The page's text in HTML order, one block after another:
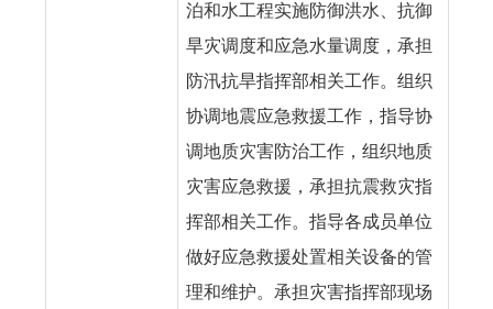
泊和水工程实施防御洪水、抗御
旱灾调度和应急水量调度，承担
防汛抗旱指挥部相关工作。组织
协调地震应急救援工作，指导协
调地质灾害防治工作，组织地质
灾害应急救援，承担抗震救灾指
挥部相关工作。指导各成员单位
做好应急救援处置相关设备的管
理和维护。承担灾害指挥部现场